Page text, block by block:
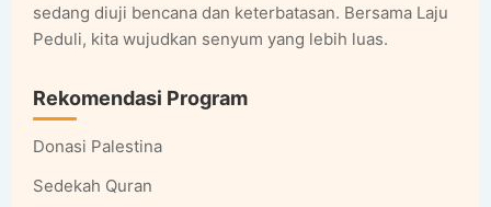
sedang diuji bencana dan keterbatasan. Bersama Laju
Peduli, kita wujudkan senyum yang lebih luas.
Rekomendasi Program
Donasi Palestina
Sedekah Quran